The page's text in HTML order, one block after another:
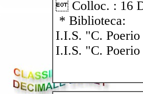
 Colloc. : 16
* Biblioteca:
I.I.S. "C. Poerio
I.I.S. "C.